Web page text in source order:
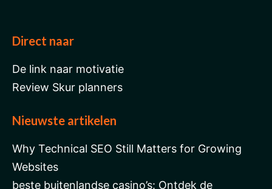
Direct naar
De link naar motivatie
Review Skur planners
Nieuwste artikelen
Why Technical SEO Still Matters for Growing
Websites
beste buitenlandse casino’s: Ontdek de